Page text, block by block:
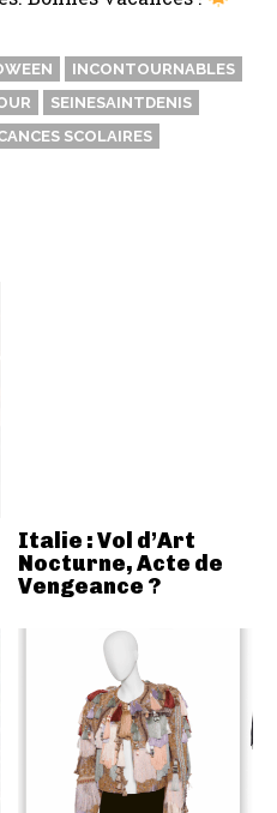
INCONTOURNABLES
SEINESAINTDENIS
SCOLAIRES
Italie : Vol d’Art
Nocturne, Acte de
Vengeance ?